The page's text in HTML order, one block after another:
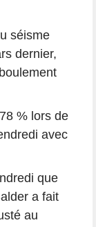
séisme
dernier,
% lors de
avec
que
a fait
au